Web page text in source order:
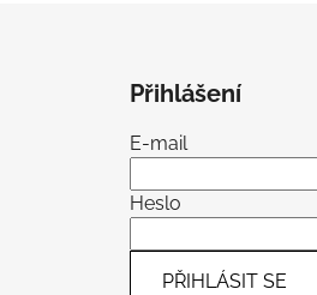
Přihlášení
E-mail
Heslo
PŘIHLÁSIT SE